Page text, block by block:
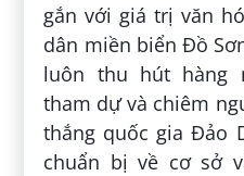
gắn với giá trị văn
dân miền biển Đồ
luôn thu hút hàng
tham dự và chiêm
thắng quốc gia Đảo
chuẩn bị về cơ sở